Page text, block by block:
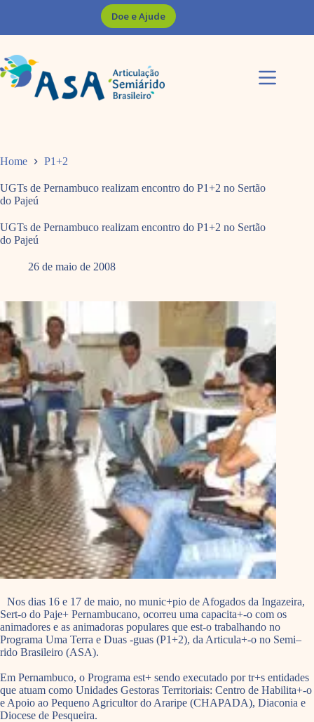
Doe e Ajude
Home P1+2
UGTs de Pernambuco realizam encontro do P1+2 no Sertão
do Pajeú
UGTs de Pernambuco realizam encontro do P1+2 no Sertão
do Pajeú
26 de maio de 2008
Nos dias 16 e 17 de maio, no munic+pio de Afogados da Ingazeira,
Sert-o do Paje+ Pernambucano, ocorreu uma capacita+-o com os
animadores e as animadoras populares que est-o trabalhando no
Programa Uma Terra e Duas -guas (P1+2), da Articula+-o no Semi–
rido Brasileiro (ASA).
Em Pernambuco, o Programa est+ sendo executado por tr+s entidades
que atuam como Unidades Gestoras Territoriais: Centro de Habilita+-o
e Apoio ao Pequeno Agricultor do Araripe (CHAPADA), Diaconia e
Diocese de Pesqueira.